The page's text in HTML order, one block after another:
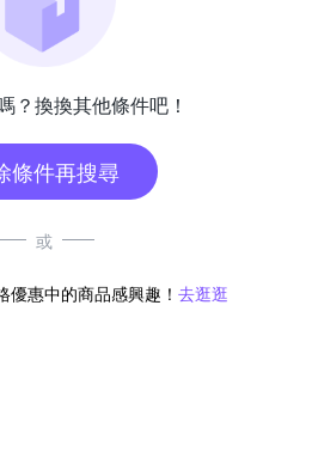
？換換其他條件吧！
條件再搜尋
或
優惠中的商品感興趣！ 去逛逛